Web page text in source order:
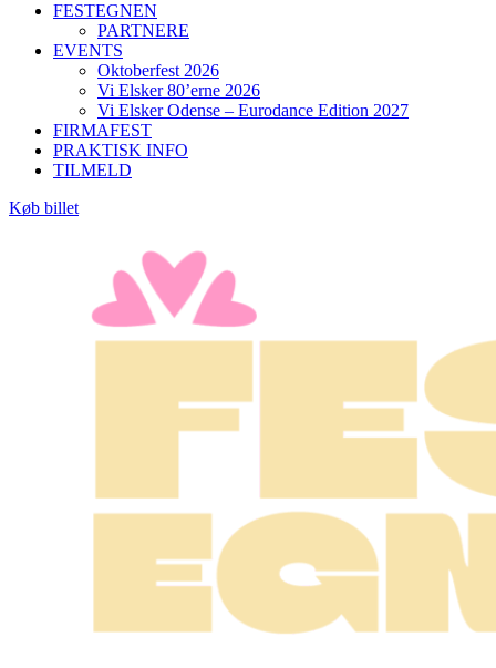
FESTEGNEN
PARTNERE
EVENTS
Oktoberfest 2026
Vi Elsker 80’erne 2026
Vi Elsker Odense – Eurodance Edition 2027
FIRMAFEST
PRAKTISK INFO
TILMELD
Køb billet